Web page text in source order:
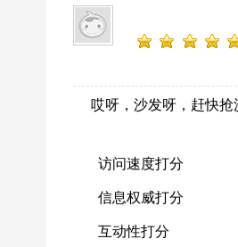
哎呀，沙发呀，赶快抢
访问速度打分
信息权威打分
互动性打分